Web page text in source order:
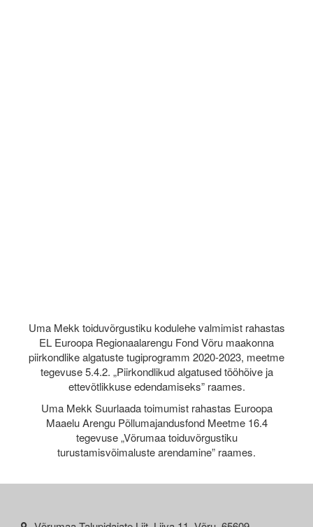
Uma Mekk toiduvõrgustiku kodulehe valmimist rahastas
EL Euroopa Regionaalarengu Fond Võru maakonna
piirkondlike algatuste tugiprogramm 2020-2023, meetme
tegevuse 5.4.2. „Piirkondlikud algatused tööhõive ja
ettevõtlikkuse edendamiseks” raames.
Uma Mekk Suurlaada toimumist rahastas Euroopa
Maaelu Arengu Põllumajandusfond Meetme 16.4
tegevuse „Võrumaa toiduvõrgustiku
turustamisvõimaluste arendamine” raames.